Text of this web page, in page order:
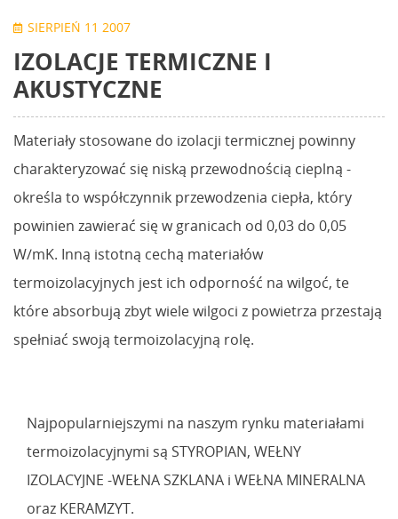
SIERPIEŃ 11 2007
IZOLACJE TERMICZNE I
AKUSTYCZNE
Materiały stosowane do izolacji termicznej powinny
charakteryzować się niską przewodnością cieplną -
określa to współczynnik przewodzenia ciepła, który
powinien zawierać się w granicach od 0,03 do 0,05
W/mK. Inną istotną cechą materiałów
termoizolacyjnych jest ich odporność na wilgoć, te
które absorbują zbyt wiele wilgoci z powietrza przestają
spełniać swoją termoizolacyjną rolę.
Najpopularniejszymi na naszym rynku materiałami
termoizolacyjnymi są STYROPIAN, WEŁNY
IZOLACYJNE -WEŁNA SZKLANA i WEŁNA MINERALNA
oraz KERAMZYT.